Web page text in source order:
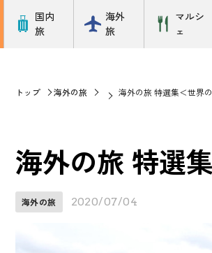
国内
旅
海外
旅
マルシ
ェ
トップ 海外の旅 海外の旅 特選集＜世界
海外の旅 特選
海外の旅 2020/07/04